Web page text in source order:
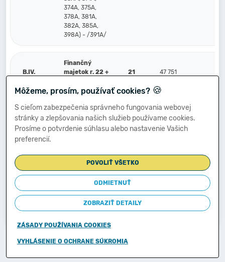
374A, 375A,
378A, 381A,
382A, 385A,
398A) - /391A/
B.IV.
Finančný
majetok r. 22 +
21 47 751
B.IV.1.
Peniaze a účty
v bankách (211,
213, 21X, 221A,
22
finančné účty
(251, 252, 253,
256, 257, 25X,
259, 314A) -
/291, 29X/
Môžeme, prosím, používať cookies? 🍪
S cieľom zabezpečenia správneho fungovania webovej
stránky a zlepšovania našich služieb používame cookies.
Prosíme o potvrdenie súhlasu alebo nastavenie Vašich
preferencií.
POVOLIŤ VŠETKO
ODMIETNUŤ
ZOBRAZIŤ DETAILY
ZÁSADY POUŽÍVANIA COOKIES
VYHLÁSENIE O OCHRANE SÚKROMIA
Copyright © 2011-2026